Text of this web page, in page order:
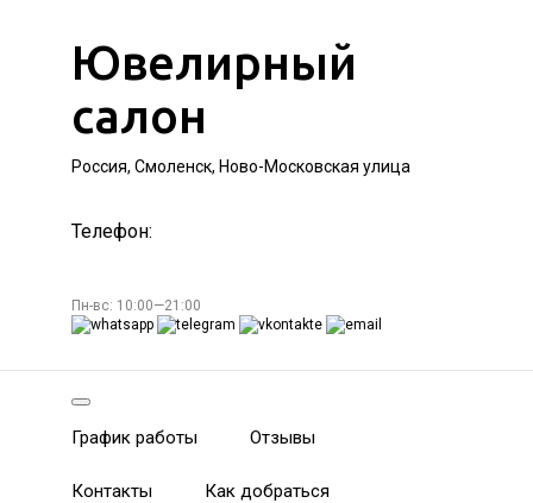
Ювелирный
салон
Россия, Смоленск, Ново-Московская улица
Телефон:
Пн-вс: 10:00—21:00
График работы Отзывы
Контакты Как добраться